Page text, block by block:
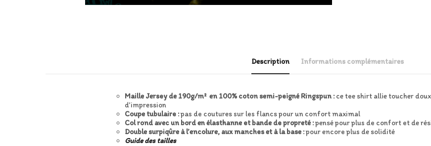
Description Informations complémentaires
Maille Jersey de 190g/m² en 100% coton semi-peigné Ringspun : ce tee shirt allie toucher
d’impression
Coupe tubulaire :pas de coutures sur les flancs pour un confort maximal
Col rond avec un bord en élasthanne et bande de propreté :pensé pour plus de confort et de
Double surpiqûre à l’encolure, aux manches et à la base :pour encore plus de solidité
Guide des tailles